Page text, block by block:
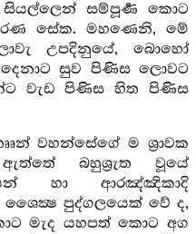
සම්පූර්‍ණ කොට
සේක. මහණෙනි, මේ
උපදිනුයේ, බොහෝ
සුව පිණිස ලොවට
වැඩ පිණිස හිත පිණිස
වහන්සේගේ ම ශ්‍රාවක
බහුශ්‍රුත වූයේ
හා ආරඤ්ඤිකාදි
පුද්ගලයෙක් වේ ද,
මැද යහපත් කොට අග